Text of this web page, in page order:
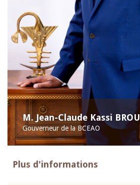
M. Jean-Claude Kassi BROU
Gouverneur de la BCEAO
Plus d'informations